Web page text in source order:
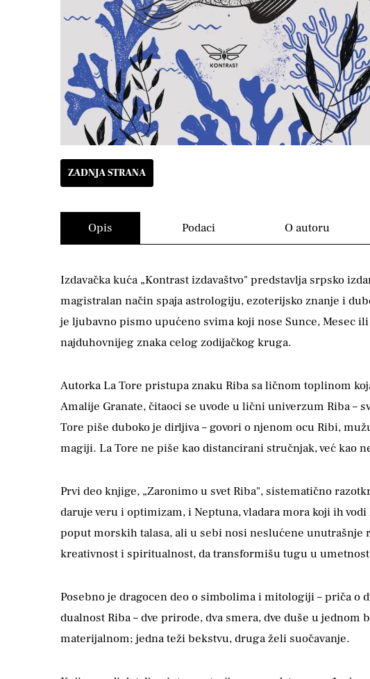
ZADNJA STRANA
Opis Podaci O autoru
Izdavačka kuća „Kontrast izdavaštvo" predstavlja srpsko
magistralan način spaja astrologiju, ezoterijsko znanje i
je ljubavno pismo upućeno svima koji nose Sunce, Mesec
najduhovnijeg znaka celog zodijačkog kruga.
Autorka La Tore pristupa znaku Riba sa ličnom toplinom
Amalije Granate, čitaoci se uvode u lični univerzum Riba –
Tore piše duboko je dirljiva – govori o njenom ocu Ribi,
magiji. La Tore ne piše kao distancirani stručnjak, već kao
Prvi deo knjige, „Zaronimo u svet Riba", sistematično
daruje veru i optimizam, i Neptuna, vladara mora koji ih
poput morskih talasa, ali u sebi nosi neslućene unutrašnje
kreativnost i spiritualnost, da transformišu tugu u
Posebno je dragocen deo o simbolima i mitologiji – priča o
dualnost Riba – dve prirode, dva smera, dve duše u
materijalnom; jedna teži bekstvu, druga želi suočavanje.